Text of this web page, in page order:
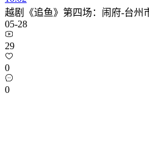
越剧《追鱼》第四场：闹府-台州
05-28
29
0
0